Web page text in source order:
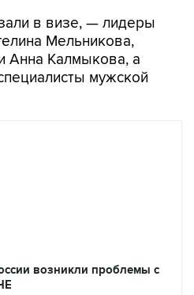
в визе, — лидеры
Мельникова,
Анна Калмыкова, а
мужской
возникли проблемы с